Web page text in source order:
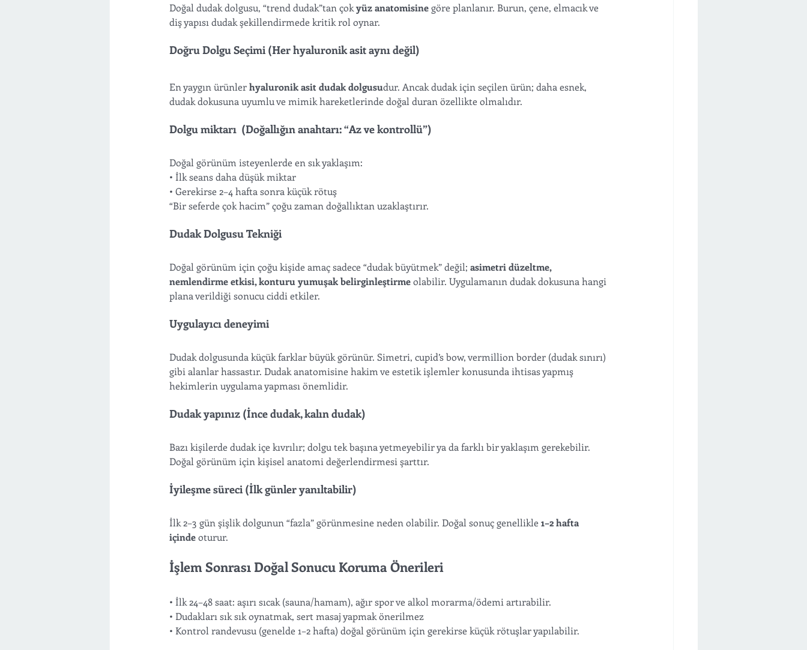
Doğal dudak dolgusu, “trend dudak”tan çok yüz anatomisine göre planlanır. Burun, çene, elmacık ve
diş yapısı dudak şekillendirmede kritik rol oynar.
Doğru Dolgu Seçimi (Her hyaluronik asit aynı değil)
En yaygın ürünler hyaluronik asit dudak dolgusudur. Ancak dudak için seçilen ürün; daha esnek,
dudak dokusuna uyumlu ve mimik hareketlerinde doğal duran özellikte olmalıdır.
Dolgu miktarı  (Doğallığın anahtarı: “Az ve kontrollü”)
Doğal görünüm isteyenlerde en sık yaklaşım:
• İlk seans daha düşük miktar
• Gerekirse 2–4 hafta sonra küçük rötuş
“Bir seferde çok hacim” çoğu zaman doğallıktan uzaklaştırır.
Dudak Dolgusu Tekniği
Doğal görünüm için çoğu kişide amaç sadece “dudak büyütmek” değil; asimetri düzeltme,
nemlendirme etkisi, konturu yumuşak belirginleştirme olabilir. Uygulamanın dudak dokusuna hangi
plana verildiği sonucu ciddi etkiler.
Uygulayıcı deneyimi
Dudak dolgusunda küçük farklar büyük görünür. Simetri, cupid’s bow, vermillion border (dudak sınırı)
gibi alanlar hassastır. Dudak anatomisine hakim ve estetik işlemler konusunda ihtisas yapmış
hekimlerin uygulama yapması önemlidir.
Dudak yapınız (İnce dudak, kalın dudak)
Bazı kişilerde dudak içe kıvrılır; dolgu tek başına yetmeyebilir ya da farklı bir yaklaşım gerekebilir.
Doğal görünüm için kişisel anatomi değerlendirmesi şarttır.
İyileşme süreci (İlk günler yanıltabilir)
İlk 2–3 gün şişlik dolgunun “fazla” görünmesine neden olabilir. Doğal sonuç genellikle 1–2 hafta
içinde oturur.
İşlem Sonrası Doğal Sonucu Koruma Önerileri
• İlk 24–48 saat: aşırı sıcak (sauna/hamam), ağır spor ve alkol morarma/ödemi artırabilir.
• Dudakları sık sık oynatmak, sert masaj yapmak önerilmez
• Kontrol randevusu (genelde 1–2 hafta) doğal görünüm için gerekirse küçük rötuşlar yapılabilir.